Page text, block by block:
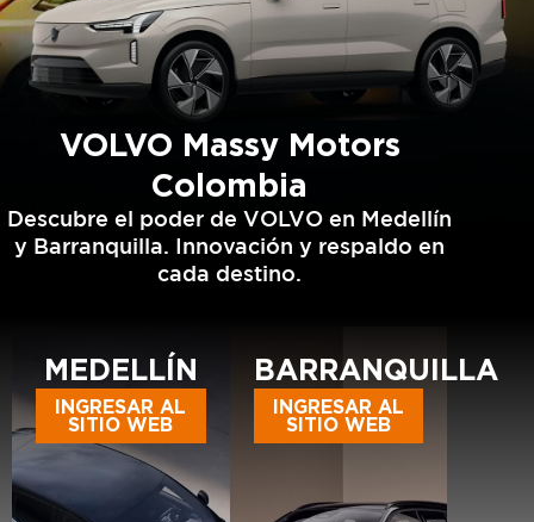
VOLVO Massy Motors
Colombia
Descubre el poder de VOLVO en Medellín
y Barranquilla. Innovación y respaldo en
cada destino.
MEDELLÍN
INGRESAR AL
SITIO WEB
BARRANQUILLA
INGRESAR AL
SITIO WEB